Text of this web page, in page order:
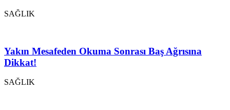
SAĞLIK
Yakın Mesafeden Okuma Sonrası Baş Ağrısına
Dikkat!
SAĞLIK